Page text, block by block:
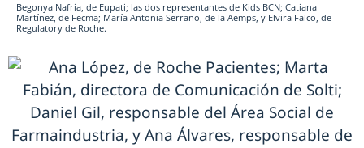
Begonya Nafria, de Eupati; las dos representantes de Kids BCN; Catiana
Martínez, de Fecma; María Antonia Serrano, de la Aemps, y Elvira Falco, de
Regulatory de Roche.